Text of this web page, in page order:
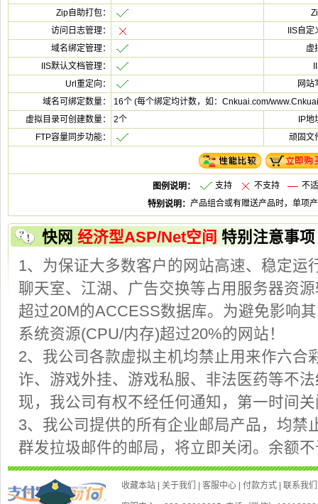
16个 (每个绑定均计数，如：Cnkuai.com/
2个
支 不支
快 特别注意事项
2、我公司各款虚拟主机均禁止用来作六合
现，我公司有权不经任何通知，第一时间
3、我公司提供的所有企业邮局产品，均禁